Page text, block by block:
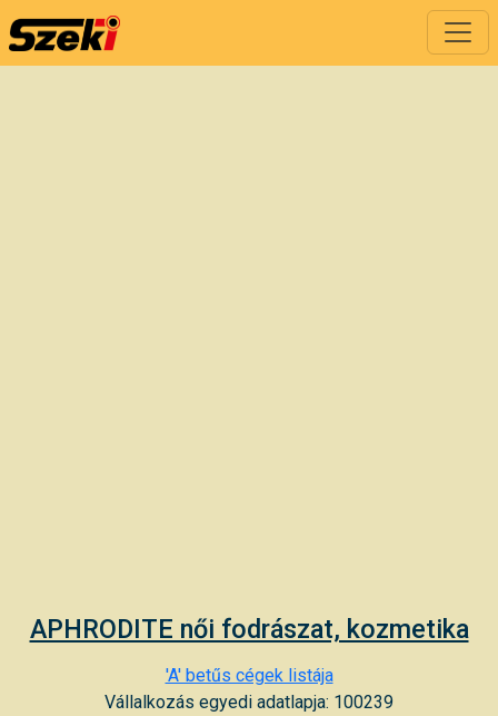
APHRODITE női fodrászat, kozmetika
'A' betűs cégek listája
Vállalkozás egyedi adatlapja: 100239